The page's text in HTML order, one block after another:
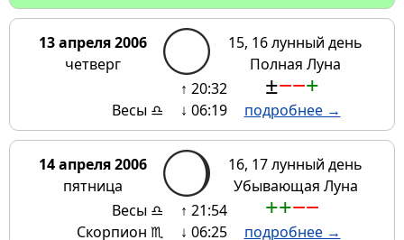
13 апреля 2006
четверг
15, 16 лунный день
Полная Луна
Весы ♎
↑ 20:32
↓ 06:19
±−−+
подробнее →
14 апреля 2006
пятница
16, 17 лунный день
Убывающая Луна
Весы ♎
Скорпион ♏
↑ 21:54
↓ 06:25
++−−
подробнее →